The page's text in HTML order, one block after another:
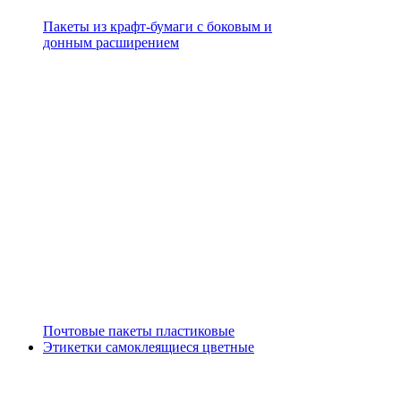
Пакеты из крафт-бумаги с боковым и
донным расширением
Почтовые пакеты пластиковые
Этикетки самоклеящиеся цветные